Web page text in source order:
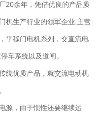
20余年，凭借优良的产品质
机生产行业的领军企业,主营
平移门电机系列，交直流电
车系统以及道闸。
统优质产品，就交流电动机
源，由于惯性还要继续运